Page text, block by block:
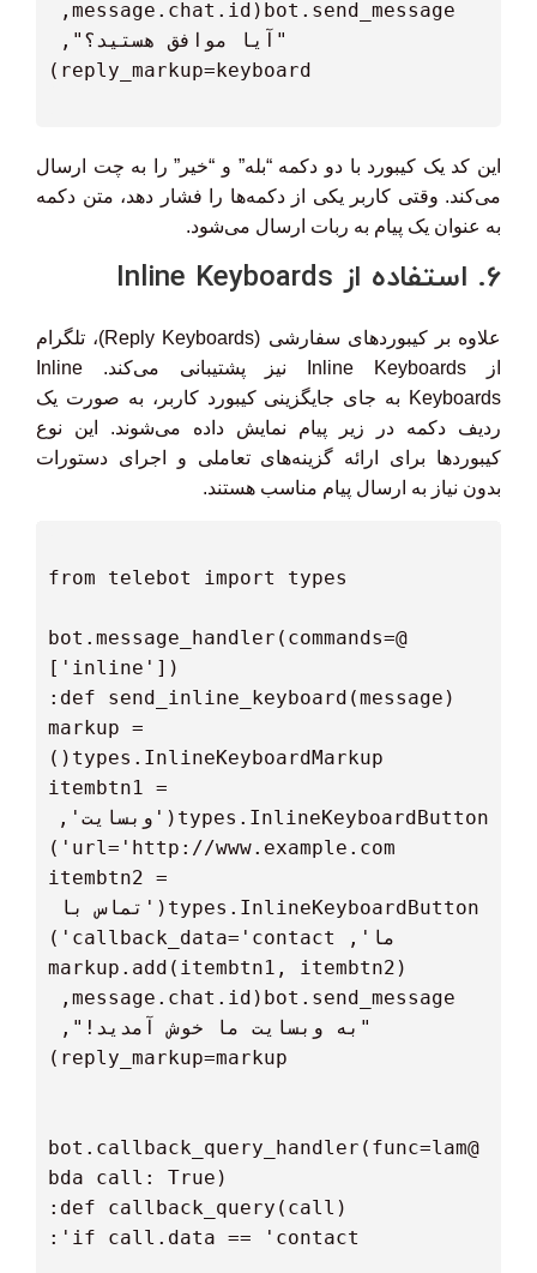
این کد یک کیبورد با دو دکمه “بله” و “خیر” را به چت ارسال
می‌کند. وقتی کاربر یکی از دکمه‌ها را فشار دهد، متن دکمه
به عنوان یک پیام به ربات ارسال می‌شود.
6. استفاده از Inline Keyboards
علاوه بر کیبوردهای سفارشی (Reply Keyboards)، تلگرام
از Inline Keyboards نیز پشتیبانی می‌کند. Inline
Keyboards به جای جایگزینی کیبورد کاربر، به صورت یک
ردیف دکمه در زیر پیام نمایش داده می‌شوند. این نوع
کیبوردها برای ارائه گزینه‌های تعاملی و اجرای دستورات
بدون نیاز به ارسال پیام مناسب هستند.
@bot.message_handler(commands=
  markup =
  itembtn1 =
  itembtn2 =
@bot.callback_query_handler(func=lam